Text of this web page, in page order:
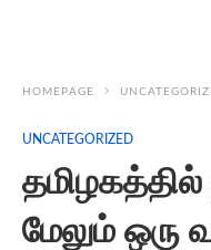
HOMEPAGE
UNCATEGORIZED
மேலும் ஒரு